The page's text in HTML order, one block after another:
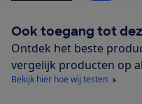
Ook toegang tot
Ontdek het beste
vergelijk producten op
Bekijk hier hoe wij testen